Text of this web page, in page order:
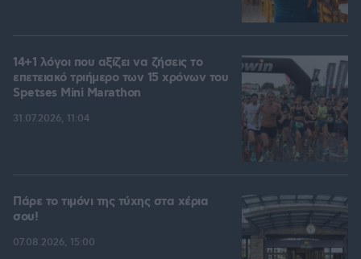
14+1 λόγοι που αξίζει να ζήσεις το
επετειακό τριήμερο των 15 χρόνων του
Spetses Mini Marathon
31.07.2026, 11:04
Πάρε το τιμόνι της τύχης στα χέρια
σου!
07.08.2026, 15:00